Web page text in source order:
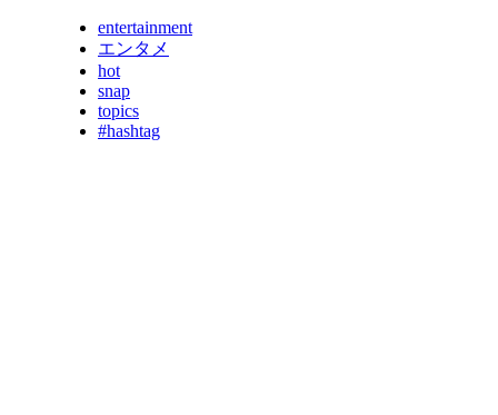
entertainment
エンタメ
hot
snap
topics
#hashtag